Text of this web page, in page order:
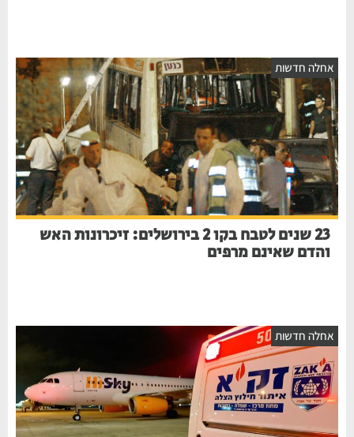
חדשות
23 שנים לטבח בקו 2 בירושלים: זיכרונות האש
והדם שאינם מרפים
חדשות